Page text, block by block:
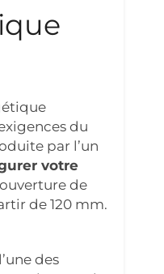
du
par l’un
votre
de
de 120 mm.
des